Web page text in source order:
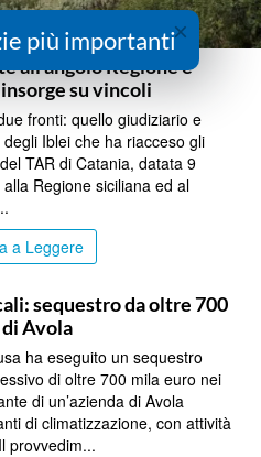
all’angolo Regione e
su vincoli
fronti: quello giudiziario e
Iblei che ha riacceso gli
TAR di Catania, datata 9
Regione siciliana ed al
a Leggere
sequestro da oltre 700
Avola
ha eseguito un sequestro
di oltre 700 mila euro nei
di un’azienda di Avola
di climatizzazione, con attività
provvedim...
×
più importanti